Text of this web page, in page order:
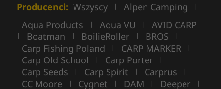
Producenci: Wszyscy | Alpen Camping |
Aqua Products | Aqua VU | AVID CARP
| Boatman | BoilieRoller | BROS |
Carp Fishing Poland | CARP MARKER |
Carp Old School | Carp Porter |
Carp Seeds | Carp Spirit | Carprus |
CC Moore | Cygnet | DAM | Deeper |